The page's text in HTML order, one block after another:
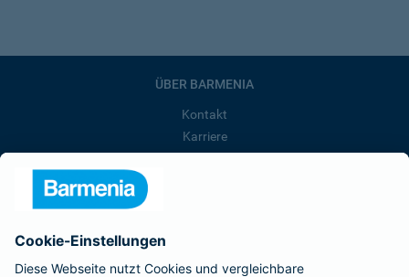
ÜBER BARMENIA
Kontakt
Karriere
Barmenia ist Teil der BarmeniaGothaer